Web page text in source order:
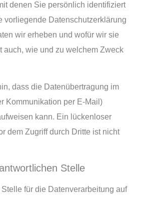
denen Sie persönlich identifiziert
vorliegende Datenschutzerklärung
wir erheben und wofür wir sie
auch, wie und zu welchem Zweck
dass die Datenübertragung im
Kommunikation per E-Mail)
kann. Ein lückenloser
dem Zugriff durch Dritte ist nicht
Stelle
für die Datenverarbeitung auf